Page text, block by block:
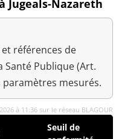
Jugeals-Nazareth
références de
Santé Publique (Art.
paramètres mesurés.
à 11:36 sur le réseau BLAGOUR
Seuil de